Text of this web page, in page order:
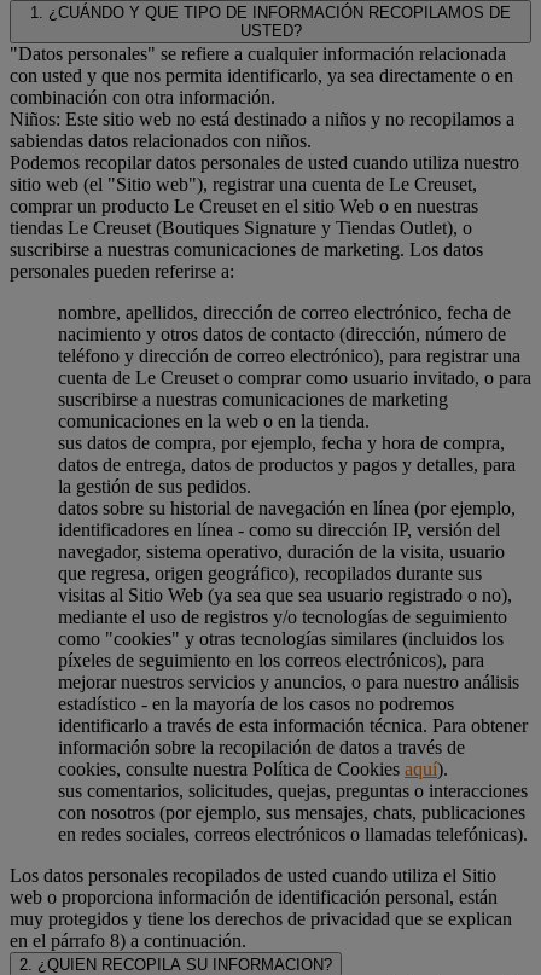
1. ¿CUÁNDO Y QUE TIPO DE INFORMACIÓN RECOPILAMOS DE
USTED?
"Datos personales" se refiere a cualquier información relacionada
con usted y que nos permita identificarlo, ya sea directamente o en
combinación con otra información.
Niños: Este sitio web no está destinado a niños y no recopilamos a
sabiendas datos relacionados con niños.
Podemos recopilar datos personales de usted cuando utiliza nuestro
sitio web (el "Sitio web"), registrar una cuenta de Le Creuset,
comprar un producto Le Creuset en el sitio Web o en nuestras
tiendas Le Creuset (Boutiques Signature y Tiendas Outlet), o
suscribirse a nuestras comunicaciones de marketing. Los datos
personales pueden referirse a:
nombre, apellidos, dirección de correo electrónico, fecha de
nacimiento y otros datos de contacto (dirección, número de
teléfono y dirección de correo electrónico), para registrar una
cuenta de Le Creuset o comprar como usuario invitado, o para
suscribirse a nuestras comunicaciones de marketing
comunicaciones en la web o en la tienda.
sus datos de compra, por ejemplo, fecha y hora de compra,
datos de entrega, datos de productos y pagos y detalles, para
la gestión de sus pedidos.
datos sobre su historial de navegación en línea (por ejemplo,
identificadores en línea - como su dirección IP, versión del
navegador, sistema operativo, duración de la visita, usuario
que regresa, origen geográfico), recopilados durante sus
visitas al Sitio Web (ya sea que sea usuario registrado o no),
mediante el uso de registros y/o tecnologías de seguimiento
como "cookies" y otras tecnologías similares (incluidos los
píxeles de seguimiento en los correos electrónicos), para
mejorar nuestros servicios y anuncios, o para nuestro análisis
estadístico - en la mayoría de los casos no podremos
identificarlo a través de esta información técnica. Para obtener
información sobre la recopilación de datos a través de
cookies, consulte nuestra Política de Cookies aquí).
sus comentarios, solicitudes, quejas, preguntas o interacciones
con nosotros (por ejemplo, sus mensajes, chats, publicaciones
en redes sociales, correos electrónicos o llamadas telefónicas).
Los datos personales recopilados de usted cuando utiliza el Sitio
web o proporciona información de identificación personal, están
muy protegidos y tiene los derechos de privacidad que se explican
en el párrafo 8) a continuación.
2. ¿QUIEN RECOPILA SU INFORMACION?